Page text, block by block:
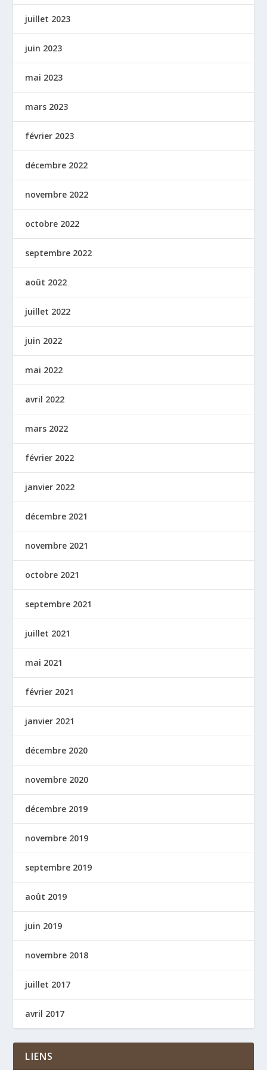
juillet 2023
juin 2023
mai 2023
mars 2023
février 2023
décembre 2022
novembre 2022
octobre 2022
septembre 2022
août 2022
juillet 2022
juin 2022
mai 2022
avril 2022
mars 2022
février 2022
janvier 2022
décembre 2021
novembre 2021
octobre 2021
septembre 2021
juillet 2021
mai 2021
février 2021
janvier 2021
décembre 2020
novembre 2020
décembre 2019
novembre 2019
septembre 2019
août 2019
juin 2019
novembre 2018
juillet 2017
avril 2017
LIENS